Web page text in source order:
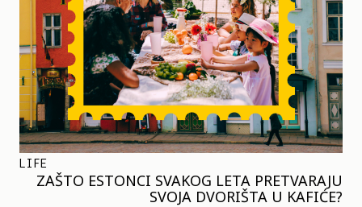
LIFE
ZAŠTO ESTONCI SVAKOG LETA PRETVARAJU
SVOJA DVORIŠTA U KAFIĆE?